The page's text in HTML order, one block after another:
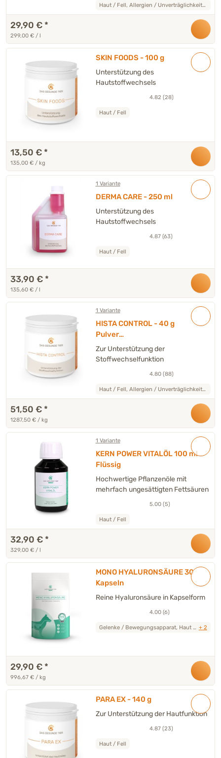
Haut / Fell, Allergien / Unverträglichkeiten
29,90 € *
299,00 € / l
SKIN FOODS - 100 g
Unterstützung des
Hautstoffwechsels
4.82 (28)
Haut / Fell
13,50 € *
135,00 € / kg
1 Variante
DERMA CARE - 250 ml
Unterstützung des
Hautstoffwechsels
4.87 (63)
Haut / Fell
33,90 € *
135,60 € / l
1 Variante
HISTA CONTROL - 40 g
Pulver
Ergänzungsfuttermittel für
Hunde & Katzen
Zur Unterstützung der
Stoffwechselfunktion
4.80 (88)
Haut / Fell, Allergien / Unverträglichkeiten
51,50 € *
1287,50 € / kg
1 Variante
KERN POWER VITALÖL 100 ml
Flüssig
Hochwertige Pflanzenöle mit
mehrfach ungesättigten Fettsäuren
5.00 (5)
Haut / Fell
32,90 € *
329,00 € / l
MONO HYALURONSÄURE 30
Kapseln
Reine Hyaluronsäure in Kapselform
4.00 (6)
Gelenke / Bewegungsapparat, Haut / Fell, + 2
29,90 € *
996,67 € / kg
PARA EX - 140 g
Zur Unterstützung der Hautfunktion
4.87 (23)
Haut / Fell